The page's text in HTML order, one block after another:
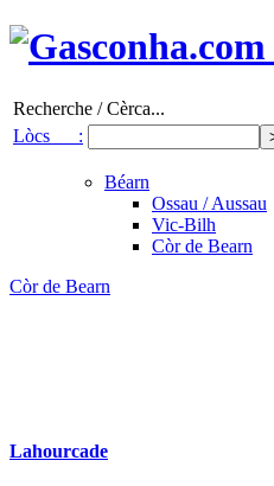
Recherche / Cèrca...
Lòcs :
Béarn
Ossau / Aussau
Vic-Bilh
Còr de Bearn
Còr de Bearn
Lahourcade